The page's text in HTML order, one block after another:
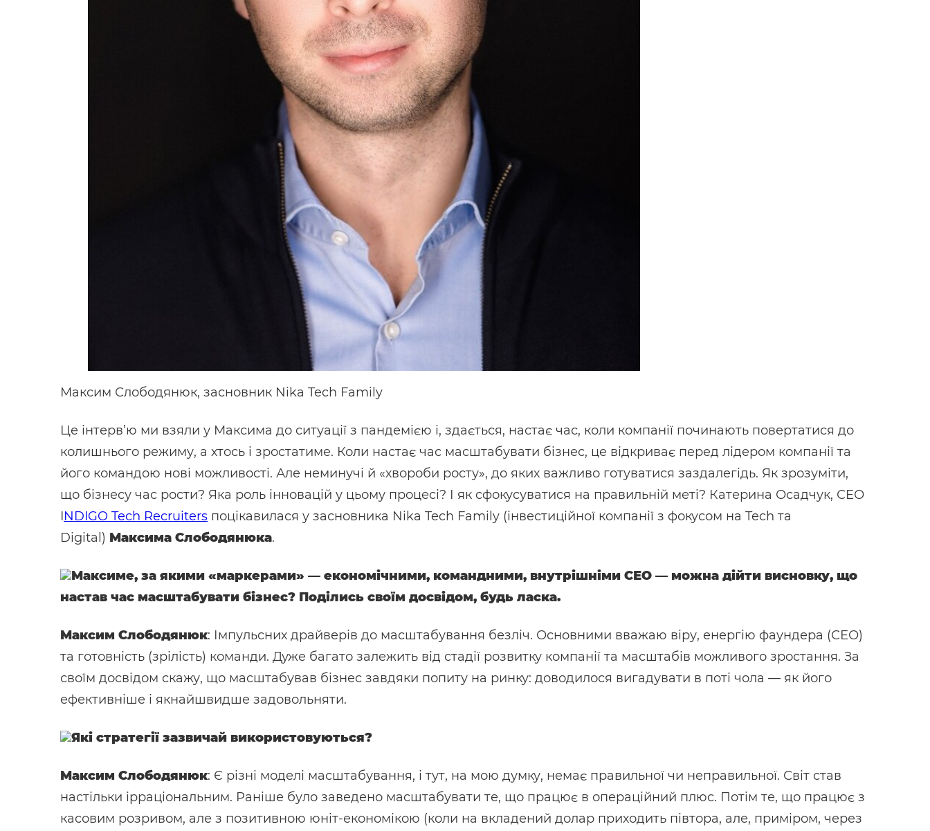
Максим Слободянюк, засновник Nika Tech Family
Це інтерв’ю ми взяли у Максима до ситуації з пандемією і, здається, настає час, коли компанії починають повертатися до
колишнього режиму, а хтось і зростатиме. Коли настає час масштабувати бізнес, це відкриває перед лідером компанії та
його командою нові можливості. Але неминучі й «хвороби росту», до яких важливо готуватися заздалегідь. Як зрозуміти,
що бізнесу час рости? Яка роль інновацій у цьому процесі? І як сфокусуватися на правильній меті? Катерина Осадчук, СЕО
INDIGO Tech Recruiters поцікавилася у засновника Nika Tech Family (інвестиційної компанії з фокусом на Tech та
Digital) Максима Слободянюка.
Максиме, за якими «маркерами» — економічними, командними, внутрішніми СЕО — можна дійти висновку, що
настав час масштабувати бізнес? Поділись своїм досвідом, будь ласка.
Максим Слободянюк: Імпульсних драйверів до масштабування безліч. Основними вважаю віру, енергію фаундера (СЕО)
та готовність (зрілість) команди. Дуже багато залежить від стадії розвитку компанії та масштабів можливого зростання. За
своїм досвідом скажу, що масштабував бізнес завдяки попиту на ринку: доводилося вигадувати в поті чола — як його
ефективніше і якнайшвидше задовольняти.
Які стратегії зазвичай використовуються?
Максим Слободянюк: Є різні моделі масштабування, і тут, на мою думку, немає правильної чи неправильної. Світ став
настільки ірраціональним. Раніше було заведено масштабувати те, що працює в операційний плюс. Потім те, що працює з
касовим розривом, але з позитивною юніт-економікою (коли на вкладений долар приходить півтора, але, приміром, через